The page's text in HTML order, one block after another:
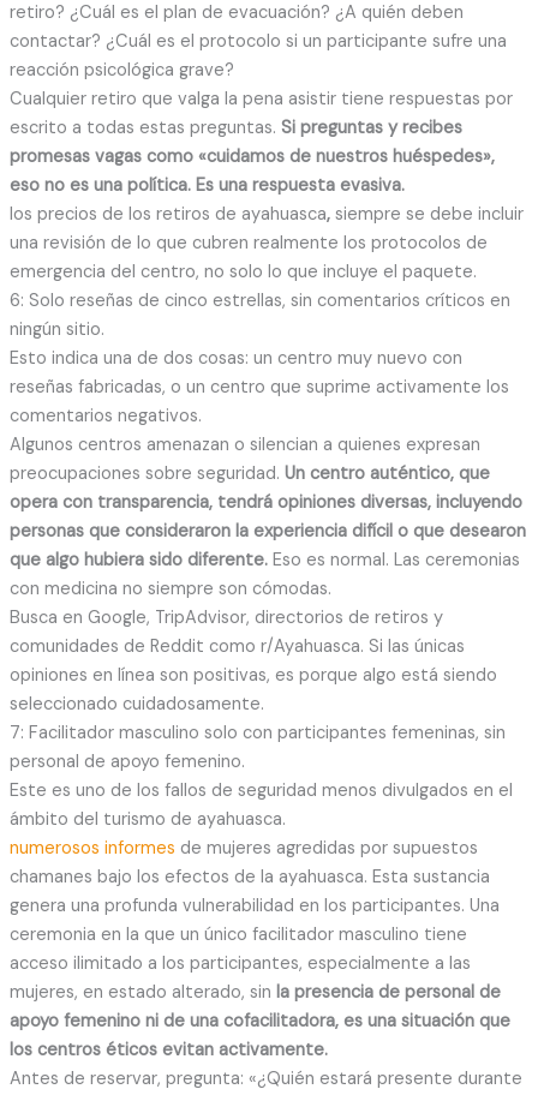
retiro? ¿Cuál es el plan de evacuación? ¿A quién deben
contactar? ¿Cuál es el protocolo si un participante sufre una
reacción psicológica grave?
Cualquier retiro que valga la pena asistir tiene respuestas por
escrito a todas estas preguntas. Si preguntas y recibes
promesas vagas como «cuidamos de nuestros huéspedes»,
eso no es una política. Es una respuesta evasiva.
los precios de los retiros de ayahuasca, siempre se debe incluir
una revisión de lo que cubren realmente los protocolos de
emergencia del centro, no solo lo que incluye el paquete.
6: Solo reseñas de cinco estrellas, sin comentarios críticos en
ningún sitio.
Esto indica una de dos cosas: un centro muy nuevo con
reseñas fabricadas, o un centro que suprime activamente los
comentarios negativos.
Algunos centros amenazan o silencian a quienes expresan
preocupaciones sobre seguridad. Un centro auténtico, que
opera con transparencia, tendrá opiniones diversas, incluyendo
personas que consideraron la experiencia difícil o que desearon
que algo hubiera sido diferente. Eso es normal. Las ceremonias
con medicina no siempre son cómodas.
Busca en Google, TripAdvisor, directorios de retiros y
comunidades de Reddit como r/Ayahuasca. Si las únicas
opiniones en línea son positivas, es porque algo está siendo
seleccionado cuidadosamente.
7: Facilitador masculino solo con participantes femeninas, sin
personal de apoyo femenino.
Este es uno de los fallos de seguridad menos divulgados en el
ámbito del turismo de ayahuasca.
numerosos informes de mujeres agredidas por supuestos
chamanes bajo los efectos de la ayahuasca. Esta sustancia
genera una profunda vulnerabilidad en los participantes. Una
ceremonia en la que un único facilitador masculino tiene
acceso ilimitado a los participantes, especialmente a las
mujeres, en estado alterado, sin la presencia de personal de
apoyo femenino ni de una cofacilitadora, es una situación que
los centros éticos evitan activamente.
Antes de reservar, pregunta: «¿Quién estará presente durante